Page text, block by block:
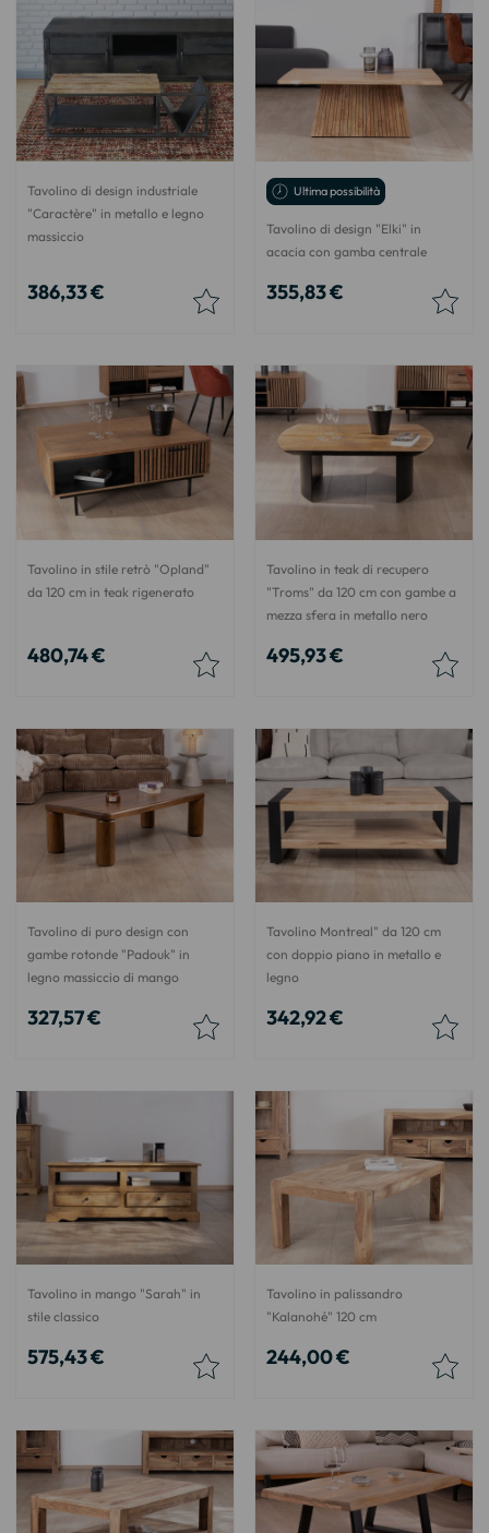
Tavolino di design industriale
"Caractère" in metallo e legno
massiccio
386,33 €
Ultima possibilità
Tavolino di design "Elki" in
acacia con gamba centrale
355,83 €
Tavolino in stile retrò "Opland"
da 120 cm in teak rigenerato
480,74 €
Tavolino in teak di recupero
"Troms" da 120 cm con gambe a
mezza sfera in metallo nero
495,93 €
Tavolino di puro design con
gambe rotonde "Padouk" in
legno massiccio di mango
327,57 €
Tavolino Montreal" da 120 cm
con doppio piano in metallo e
legno
342,92 €
Tavolino in mango "Sarah" in
stile classico
575,43 €
Tavolino in palissandro
"Kalanohé" 120 cm
244,00 €